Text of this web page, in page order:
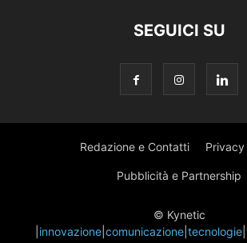
SEGUICI SU
Redazione e Contatti
Pubblicità e Partnership
© Kynetic
innovazione comunicazione tecnologie